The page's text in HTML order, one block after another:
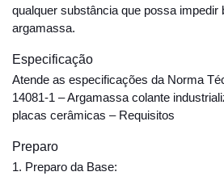
qualquer substância que possa impedir
argamassa.
Especificação
Atende as especificações da Norma
14081-1 – Argamassa colante
placas cerâmicas – Requisitos
Preparo
1. Preparo da Base: